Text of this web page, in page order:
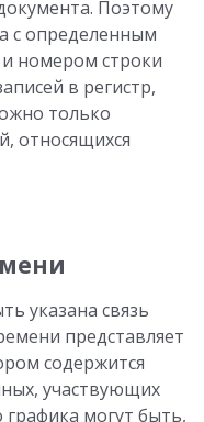
Поэтому
с определенным
номером строки
в регистр,
только
относящихся
указана связь
представляет
содержится
участвующих
графика могут быть,